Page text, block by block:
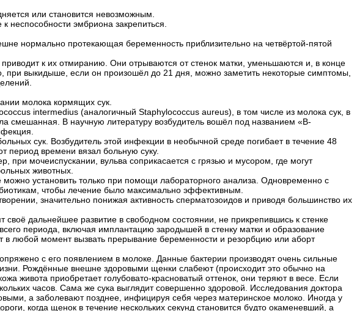
или становится невозможным.
неспособности эмбриона закрепиться.
нормально протекающая беременность приблизительно на четвёртой-пятой
к их отмиранию. Они отрываются от стенок матки, уменьшаются и, в конце
при выкидыше, если он произошёл до 21 дня, можно заметить некоторые симптомы,
молока кормящих сук.
intermedius (аналогичный Staphylococcus aureus), в том числе из молока сук, в
смешанная. В научную литературу возбудитель вошёл под названием «B-
сук. Возбудитель этой инфекции в необычной среде погибает в течение 48
период времени вязал больную суку.
мочеиспускании, вульва соприкасается с грязью и мусором, где могут
животных.
установить только при помощи лабораторного анализа. Одновременно с
чтобы лечение было максимально эффективным.
значительно понижая активность сперматозоидов и приводя большинство их
дальнейшее развитие в свободном состоянии, не прикрепившись к стенке
периода, включая имплантацию зародышей в стенку матки и образование
в любой момент вызвать прерывание беременности и резорбцию или аборт
с его появлением в молоке. Данные бактерии производят очень сильные
Рождённые внешне здоровыми щенки слабеют (происходит это обычно на
живота приобретает голубовато-красноватый оттенок, они теряют в весе. Если
часов. Сама же сука выглядит совершенно здоровой. Исследования доктора
а заболевают позднее, инфицируя себя через материнское молоко. Иногда у
когда щенок в течение нескольких секунд становится будто окаменевший, а